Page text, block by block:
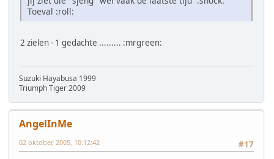
Toeval :roll:
2 zielen - 1 gedachte ......... :mrgreen:
Suzuki Hayabusa 1999
Triumph Tiger 2009
AngelInMe
#17
02 oktober, 2005, 10:12:42